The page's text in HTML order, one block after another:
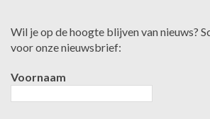
Wil je op de hoogte blijven van nieuws?
voor onze nieuwsbrief:
Voornaam